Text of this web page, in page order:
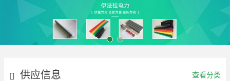
供应信息 查看分类